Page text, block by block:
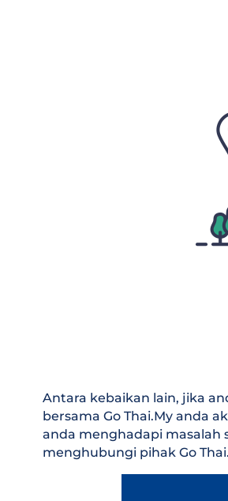
Antara kebaikan lain, jika
bersama Go Thai.My anda
anda menghadapi masalah
menghubungi pihak Go